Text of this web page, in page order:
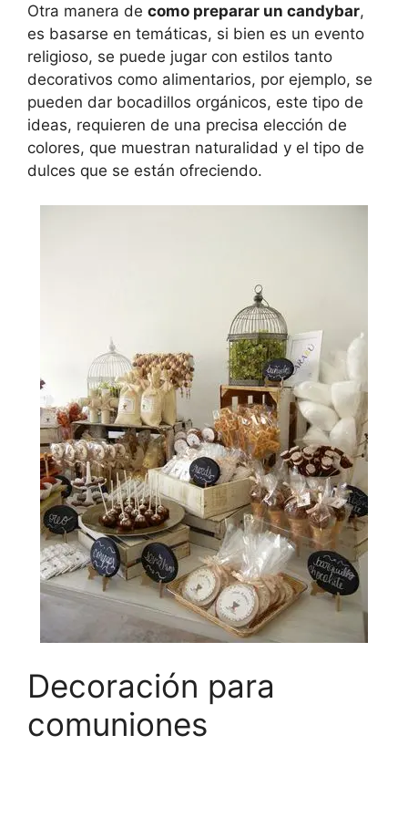
Otra manera de como preparar un candybar,
es basarse en temáticas, si bien es un evento
religioso, se puede jugar con estilos tanto
decorativos como alimentarios, por ejemplo, se
pueden dar bocadillos orgánicos, este tipo de
ideas, requieren de una precisa elección de
colores, que muestran naturalidad y el tipo de
dulces que se están ofreciendo.
Decoración para
comuniones